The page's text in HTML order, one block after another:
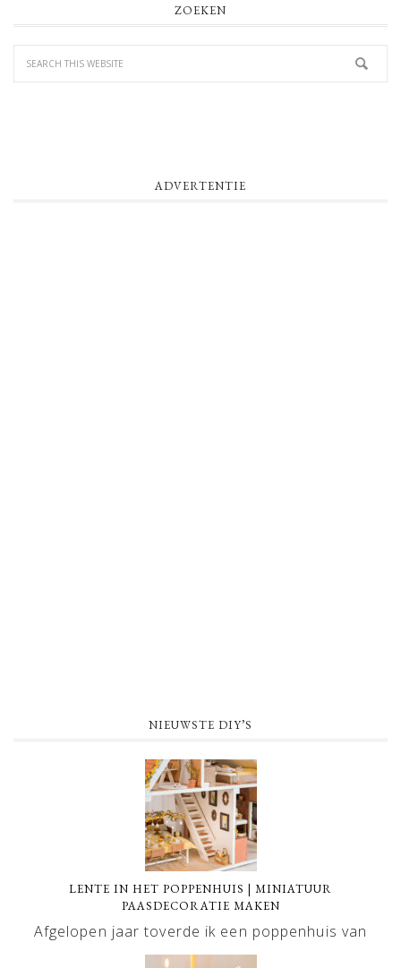
ZOEKEN
ADVERTENTIE
NIEUWSTE DIY’S
LENTE IN HET POPPENHUIS | MINIATUUR
PAASDECORATIE MAKEN
Afgelopen jaar toverde ik een poppenhuis van